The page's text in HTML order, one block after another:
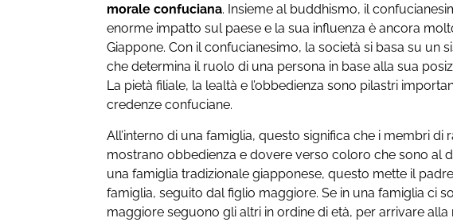
morale confuciana. Insieme al buddhismo, il
enorme impatto sul paese e la sua influenza è ancora
Giappone. Con il confucianesimo, la società si basa su un
che determina il ruolo di una persona in base alla sua
La pietà filiale, la lealtà e l’obbedienza sono pilastri
credenze confuciane.
All’interno di una famiglia, questo significa che i membri di
mostrano obbedienza e dovere verso coloro che sono al
una famiglia tradizionale giapponese, questo mette il
famiglia, seguito dal figlio maggiore. Se in una famiglia ci
maggiore seguono gli altri in ordine di età, per arrivare